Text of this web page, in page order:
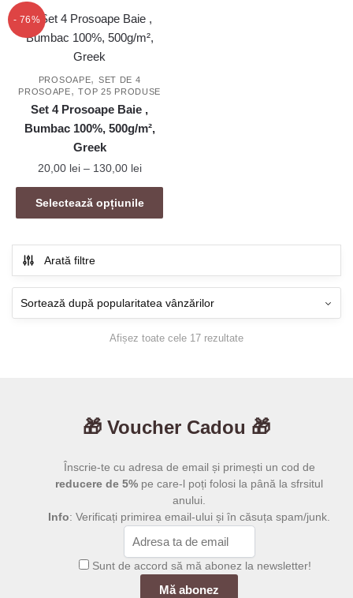
- 76%
PROSOAPE, SET DE 4
PROSOAPE,TOP 25 PRODUSE
Set 4 Prosoape Baie ,
Bumbac 100%, 500g/m²,
Greek
20,00 lei – 130,00 leiInterval
de
prețuri:
20,00 lei
Selectează opțiunile
Acest
produs
multe
variații.
Opțiunile
produsului.
Arată filtre
Afișez toate cele 17 rezultateSortat
🎁 Voucher Cadou 🎁
Înscrie-te cu adresa de email și primești un cod de
reducere de 5% pe care-l poți folosi la până la sfrsitul
anului.
Info: Verificați primirea email-ului și în căsuța spam/junk.
Sunt de accord să mă abonez la newsletter!